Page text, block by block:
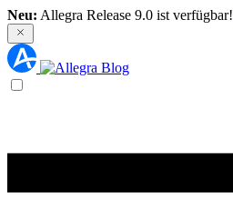
Neu: Allegra Release 9.0 ist verfügbar!